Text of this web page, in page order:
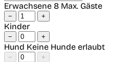
Erwachsene 8 Max. Gäste
− +
Kinder
− +
Hund Keine Hunde erlaubt
− +